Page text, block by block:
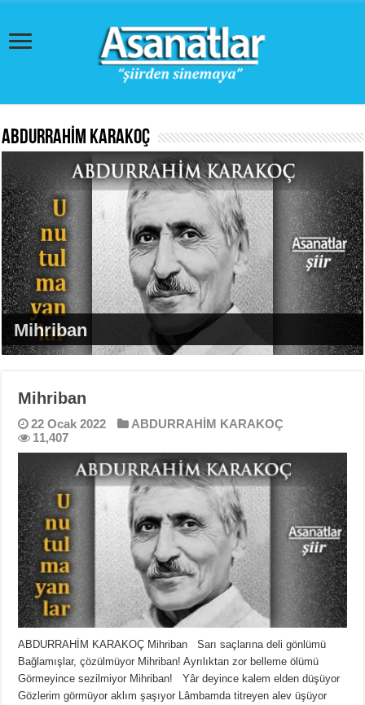
ABDURRAHİM KARAKOÇ
Mihriban
Mihriban
22 Ocak 2022
ABDURRAHİM KARAKOÇ
11,407
ABDURRAHİM KARAKOÇ Mihriban Sarı saçlarına deli gönlümü
Bağlamışlar, çözülmüyor Mihriban! Ayrılıktan zor belleme ölümü
Görmeyince sezilmiyor Mihriban! Yâr deyince kalem elden düşüyor
Gözlerim görmüyor aklım şaşıyor Lâmbamda titreyen alev üşüyor